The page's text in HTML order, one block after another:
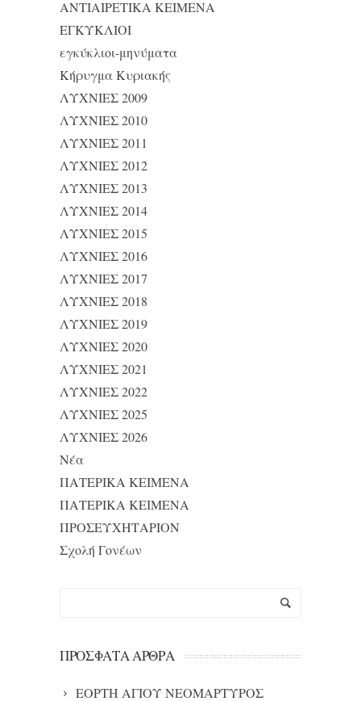
ΑΝΤΙΑΙΡΕΤΙΚΑ ΚΕΙΜΕΝΑ
ΕΓΚΥΚΛΙΟΙ
εγκύκλιοι-μηνύματα
Κήρυγμα Κυριακής
ΛΥΧΝΙΕΣ 2009
ΛΥΧΝΙΕΣ 2010
ΛΥΧΝΙΕΣ 2011
ΛΥΧΝΙΕΣ 2012
ΛΥΧΝΙΕΣ 2013
ΛΥΧΝΙΕΣ 2014
ΛΥΧΝΙΕΣ 2015
ΛΥΧΝΙΕΣ 2016
ΛΥΧΝΙΕΣ 2017
ΛΥΧΝΙΕΣ 2018
ΛΥΧΝΙΕΣ 2019
ΛΥΧΝΙΕΣ 2020
ΛΥΧΝΙΕΣ 2021
ΛΥΧΝΙΕΣ 2022
ΛΥΧΝΙΕΣ 2025
ΛΥΧΝΙΕΣ 2026
Νέα
ΠΑΤΕΡΙΚΑ ΚΕΙΜΕΝΑ
ΠΑΤΕΡΙΚΑ ΚΕΙΜΕΝΑ
ΠΡΟΣΕΥΧΗΤΑΡΙΟΝ
Σχολή Γονέων
ΠΡΌΣΦΑΤΑ ΆΡΘΡΑ
ΕΟΡΤΗ ΑΓΙΟΥ ΝΕΟΜΑΡΤΥΡΟΣ